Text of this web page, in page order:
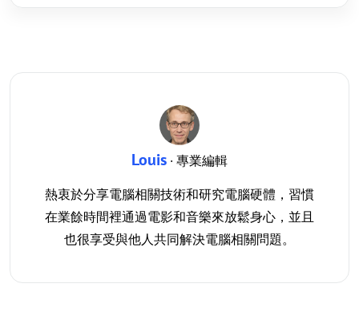
Louis · 專業編輯
熱衷於分享電腦相關技術和研究電腦硬體，習慣
在業餘時間裡通過電影和音樂來放鬆身心，並且
也很享受與他人共同解決電腦相關問題。